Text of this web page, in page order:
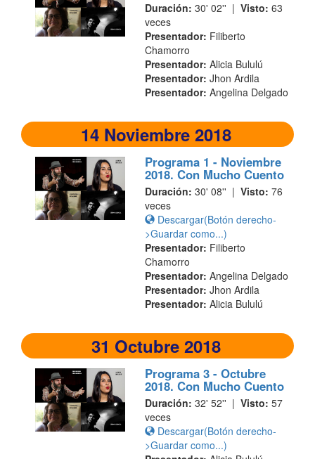
Duración: 30' 02'' | Visto: 63
veces
Presentador: Filiberto
Chamorro
Presentador: Alicia Bululú
Presentador: Jhon Ardila
Presentador: Angelina Delgado
14 Noviembre 2018
Programa 1 - Noviembre
2018. Con Mucho Cuento
Duración: 30' 08'' | Visto: 76
veces
Descargar(Botón derecho-
>Guardar como...)
Presentador: Filiberto
Chamorro
Presentador: Angelina Delgado
Presentador: Jhon Ardila
Presentador: Alicia Bululú
31 Octubre 2018
Programa 3 - Octubre
2018. Con Mucho Cuento
Duración: 32' 52'' | Visto: 57
veces
Descargar(Botón derecho-
>Guardar como...)